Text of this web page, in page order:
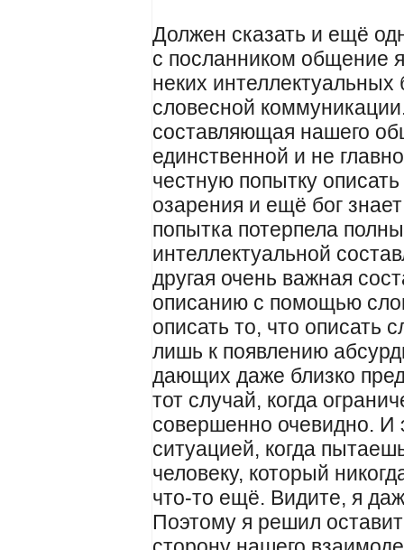
Должен сказать и ещё
с посланником общение
неких интеллектуальных
словесной
составляющая нашего
единственной и не
честную попытку
озарения и ещё бог
попытка потерпела
интеллектуальной
другая очень важная
описанию с помощью
описать то, что описать
лишь к появлению
дающих даже близко
тот случай, когда
совершенно очевидно. И
ситуацией, когда
человеку, который
что-то ещё. Видите, я
Поэтому я решил